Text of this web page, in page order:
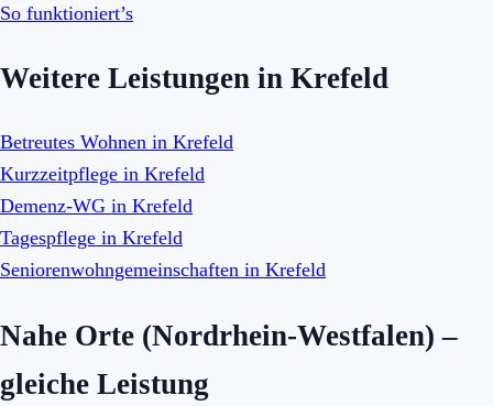
So funktioniert’s
Weitere Leistungen in Krefeld
Betreutes Wohnen in Krefeld
Kurzzeitpflege in Krefeld
Demenz-WG in Krefeld
Tagespflege in Krefeld
Seniorenwohngemeinschaften in Krefeld
Nahe Orte (Nordrhein-Westfalen) –
gleiche Leistung